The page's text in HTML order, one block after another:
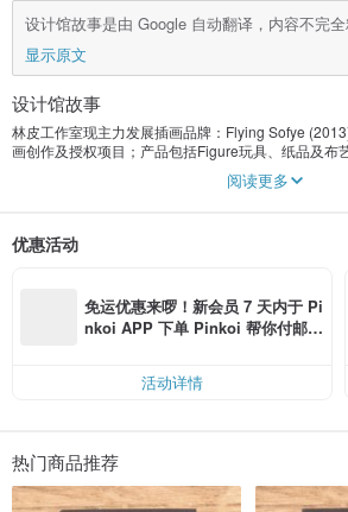
设计馆故事是由 Google 自动翻译，内容不完全
显示原文
设计馆故事
林皮工作室现主力发展插画品牌：Flying Sofye
画创作及授权项目；产品包括Figure玩具、纸品及布
“Flying Sofye苏飞”角色并开始发掘背后故事。2012
活动。近年推出搪胶系列并参与海外潮流玩具展览，
隐藏的故事。
阅读更多
优惠活动
免运优惠来啰！新会员 7 天内于 Pi
nkoi APP 下单 Pinkoi 帮你付邮
活动详情
热门商品推荐